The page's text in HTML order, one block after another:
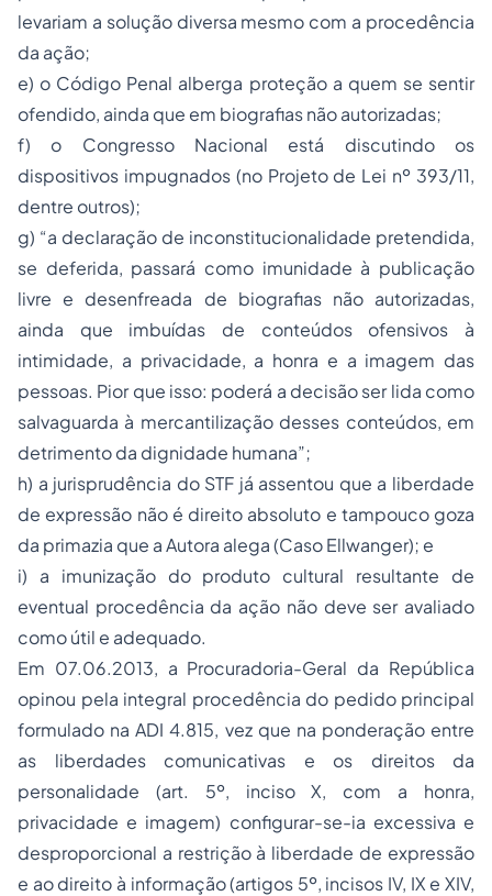
levariam a solução diversa mesmo com a procedência
da ação;
e) o Código Penal alberga proteção a quem se sentir
ofendido, ainda que em biografias não autorizadas;
f) o Congresso Nacional está discutindo os
dispositivos impugnados (no Projeto de Lei nº 393/11,
dentre outros);
g) “a declaração de inconstitucionalidade pretendida,
se deferida, passará como imunidade à publicação
livre e desenfreada de biografias não autorizadas,
ainda que imbuídas de conteúdos ofensivos à
intimidade, a privacidade, a honra e a imagem das
pessoas. Pior que isso: poderá a decisão ser lida como
salvaguarda à mercantilização desses conteúdos, em
detrimento da dignidade humana”;
h) a jurisprudência do STF já assentou que a liberdade
de expressão não é direito absoluto e tampouco goza
da primazia que a Autora alega (Caso Ellwanger); e
i) a imunização do produto cultural resultante de
eventual procedência da ação não deve ser avaliado
como útil e adequado.
Em 07.06.2013, a Procuradoria-Geral da República
opinou pela integral procedência do pedido principal
formulado na ADI 4.815, vez que na ponderação entre
as liberdades comunicativas e os direitos da
personalidade (art. 5º, inciso X, com a honra,
privacidade e imagem) configurar-se-ia excessiva e
desproporcional a restrição à liberdade de expressão
e ao direito à informação (artigos 5º, incisos IV, IX e XIV,